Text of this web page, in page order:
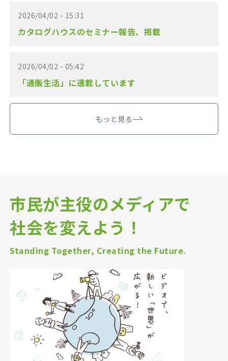
2026/04/02 - 15:31
カタログハウスのセミナー報告、掲載
2026/04/02 - 05:42
「通販生活」に連載しています
もっと見る
市民が主役のメディアで
社会を変えよう！
Standing Together, Creating the Future.